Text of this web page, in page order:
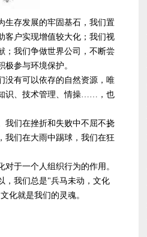
生存发展的牢固基石，我们置
客户实现增值较大化；我们视
；我们争做世界公司，不断尝
参与环境保护。
没有可以依存的自然资源，唯
识、技术管理、情操……，也
我们在挫折和失败中不屈不挠
们在大雨中踢球，我们在狂
于一个人组织行为的作用。
，我们总是"兵马未动，文化
化就是我们的灵魂。